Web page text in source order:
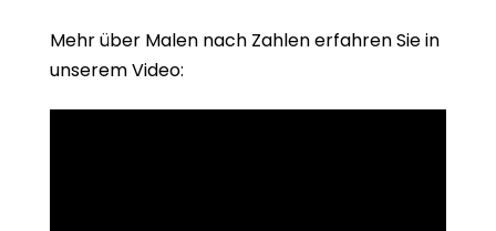
Mehr über Malen nach Zahlen erfahren Sie in
unserem Video: